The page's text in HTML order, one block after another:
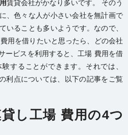
賃貸会社がかなり多いです。 そのう
、色々な人が小さい会社を無計画で
いることも多いようです。なので、
用を借りたいと思ったら、どの会社
ービスを利用すると、工場 費用を借
することができます。それでは、
利点については、以下の記事をご覧
し工場 費用の4つ